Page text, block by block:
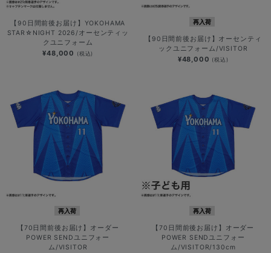
【90日間前後お届け】YOKOHAMA
STAR☆NIGHT 2026/オーセンティッ
クユニフォーム
¥48,000 (税込)
再入荷
【90日間前後お届け】オーセンティ
ックユニフォーム/VISITOR
¥48,000 (税込)
再入荷
【70日間前後お届け】オーダー
POWER SENDユニフォー
ム/VISITOR
再入荷
【70日間前後お届け】オーダー
POWER SENDユニフォー
ム/VISITOR/130cm